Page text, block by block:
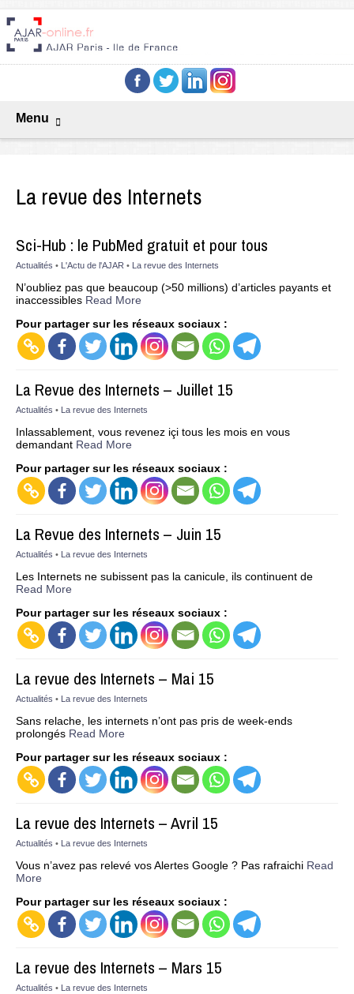
Menu
La revue des Internets
Sci-Hub : le PubMed gratuit et pour tous
Actualités • L'Actu de l'AJAR • La revue des Internets
N’oubliez pas que beaucoup (>50 millions) d’articles payants et
inaccessibles Read More
Pour partager sur les réseaux sociaux :
La Revue des Internets – Juillet 15
Actualités • La revue des Internets
Inlassablement, vous revenez içi tous les mois en vous
demandant Read More
Pour partager sur les réseaux sociaux :
La Revue des Internets – Juin 15
Actualités • La revue des Internets
Les Internets ne subissent pas la canicule, ils continuent de
Read More
Pour partager sur les réseaux sociaux :
La revue des Internets – Mai 15
Actualités • La revue des Internets
Sans relache, les internets n’ont pas pris de week-ends
prolongés Read More
Pour partager sur les réseaux sociaux :
La revue des Internets – Avril 15
Actualités • La revue des Internets
Vous n’avez pas relevé vos Alertes Google ? Pas rafraichi Read
More
Pour partager sur les réseaux sociaux :
La revue des Internets – Mars 15
Actualités • La revue des Internets